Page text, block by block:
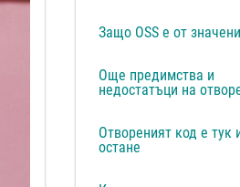
Защо OSS е от
Още предимства и
недостатъци на
Отвореният код е тук
остане